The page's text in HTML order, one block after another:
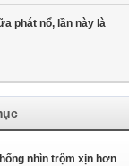
phát nổ, lần này là
nhìn trộm xịn hơn